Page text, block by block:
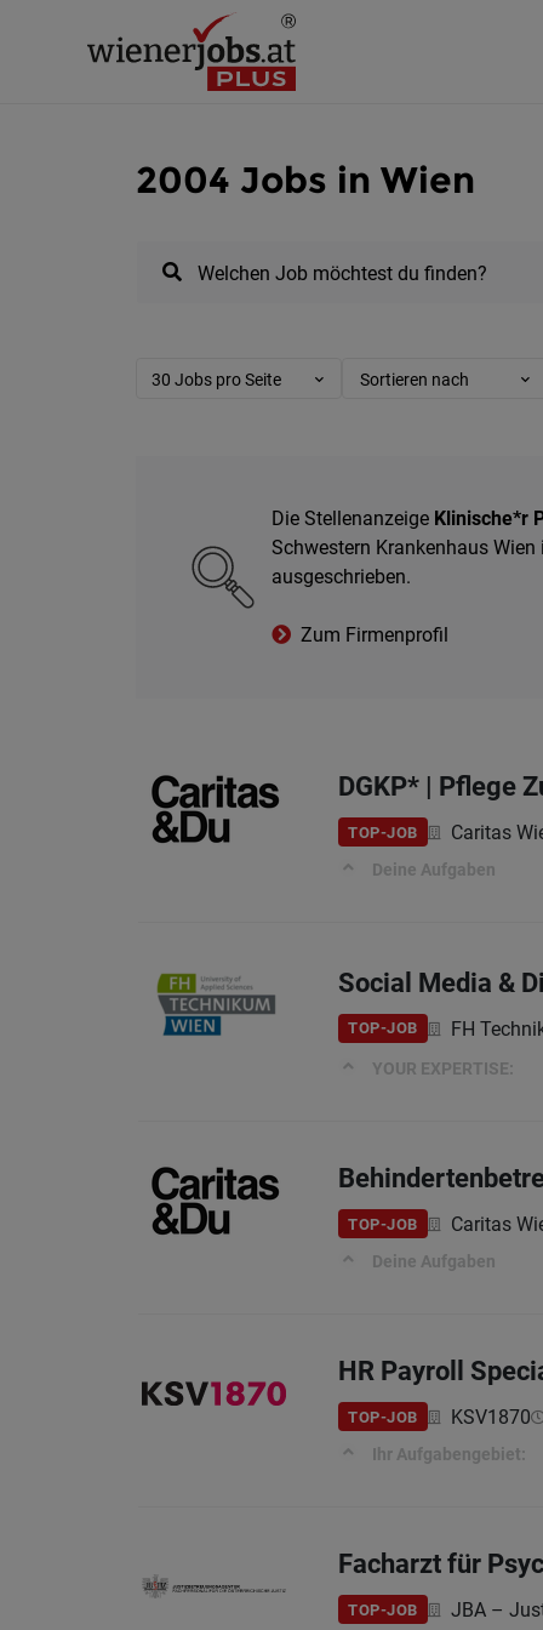
2004 Jobs in Wien
Welchen Job möchtest du finden?
30 Jobs pro Seite Sortieren nach
Die Stellenanzeige Klinische*r
Schwestern Krankenhaus
ausgeschrieben.
Zum Firmenprofil
DGKP* | Pflege
TOP-JOB Caritas
Deine Aufgaben
Social Media &
TOP-JOB FH
YOUR EXPERTISE:
TOP-JOB Caritas
Deine Aufgaben
HR Payroll
TOP-JOB KSV1870
Ihr Aufgabengebiet:
Facharzt für
TOP-JOB JBA –